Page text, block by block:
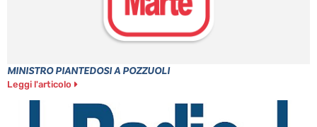
MINISTRO PIANTEDOSI A POZZUOLI
Leggi l'articolo